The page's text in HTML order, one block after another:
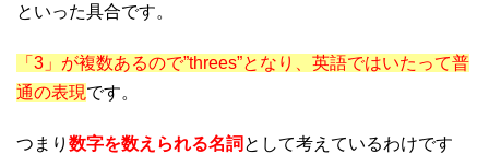
といった具合です。
「3」が複数あるので”threes”となり、英語ではいたって普
通の表現です。
つまり 数字を数えられる名詞 として考えているわけです